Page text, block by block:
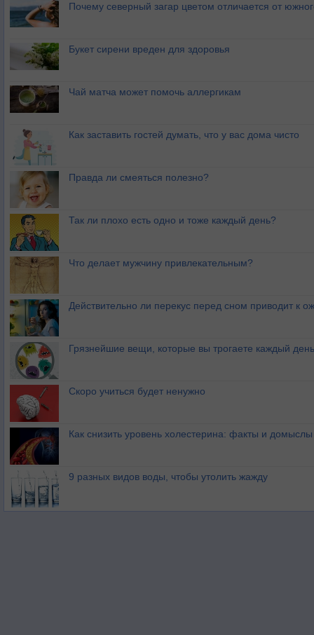
Почему северный загар цветом отличается от
Букет сирени вреден для здоровья
Чай матча может помочь аллергикам
Как заставить гостей думать, что у вас дома чисто
Правда ли смеяться полезно?
Так ли плохо есть одно и тоже каждый день?
Что делает мужчину привлекательным?
Действительно ли перекус перед сном приводит к
Грязнейшие вещи, которые вы трогаете каждый день
Скоро учиться будет ненужно
Как снизить уровень холестерина: факты и домыслы
9 разных видов воды, чтобы утолить жажду